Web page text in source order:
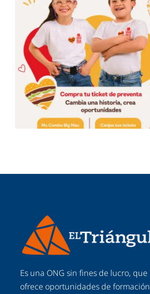
Es una ONG sin fines de lucro, que
ofrece oportunidades de formación